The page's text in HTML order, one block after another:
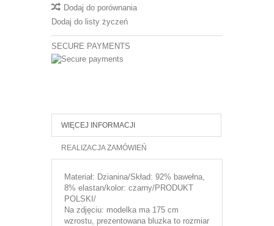
Dodaj do porównania
Dodaj do listy życzeń
SECURE PAYMENTS
WIĘCEJ INFORMACJI
REALIZACJA ZAMÓWIEŃ
Materiał: Dzianina/Skład: 92% bawełna,
8% elastan/kolor: czarny/PRODUKT
POLSKI/
Na zdjęciu: modelka ma 175 cm
wzrostu, prezentowana bluzka to rozmiar